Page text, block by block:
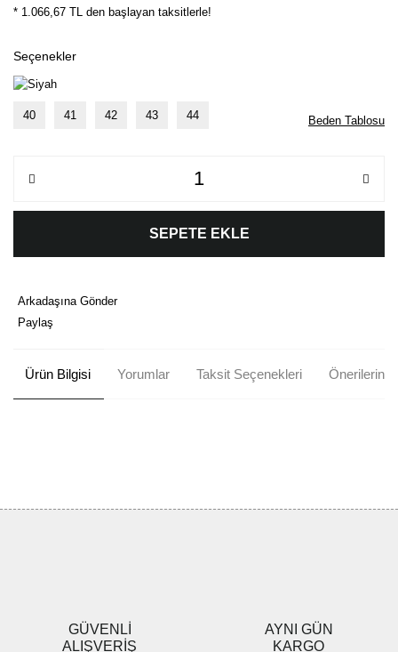
* 1.066,67 TL den başlayan taksitlerle!
Seçenekler
40 41 42 43 44 Beden Tablosu
SEPETE EKLE
Arkadaşına Gönder
Paylaş
Ürün Bilgisi Yorumlar Taksit Seçenekleri Önerileriniz
Ürün fiyatı diğer sitelerden daha pahalı.
Bu ürüne benzer farklı alternatifler olmalı.
GÜVENLİ
ALIŞVERİŞ
AYNI GÜN
KARGO